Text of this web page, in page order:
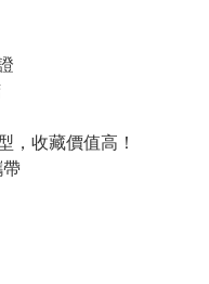
，收藏價值高！
帶